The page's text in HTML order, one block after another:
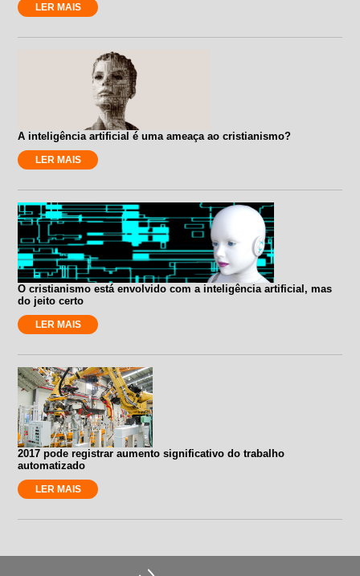
LER MAIS
A inteligência artificial é uma ameaça ao cristianismo?
LER MAIS
O cristianismo está envolvido com a inteligência artificial, mas
do jeito certo
LER MAIS
2017 pode registrar aumento significativo do trabalho
automatizado
LER MAIS